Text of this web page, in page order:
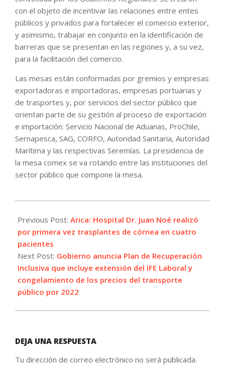
con el objeto de incentivar las relaciones entre entes
públicos y privados para fortalecer el comercio exterior,
y asimismo, trabajar en conjunto en la identificación de
barreras que se presentan en las regiones y, a su vez,
para la facilitación del comercio.
Las mesas están conformadas por gremios y empresas
exportadoras e importadoras, empresas portuarias y
de trasportes y, por servicios del sector público que
orientan parte de su gestión al proceso de exportación
e importación: Servicio Nacional de Aduanas, ProChile,
Sernapesca, SAG, CORFO, Autoridad Sanitaria, Autoridad
Marítima y las respectivas Seremías. La presidencia de
la mesa comex se va rotando entre las instituciones del
sector público que compone la mesa.
04-
07
Previous Post: Arica: Hospital Dr. Juan Noé realizó
por primera vez trasplantes de córnea en cuatro
pacientes
Next Post: Gobierno anuncia Plan de Recuperación
Inclusiva que incluye extensión del IFE Laboral y
congelamiento de los precios del transporte
público por 2022
DEJA UNA RESPUESTA
Tu dirección de correo electrónico no será publicada.